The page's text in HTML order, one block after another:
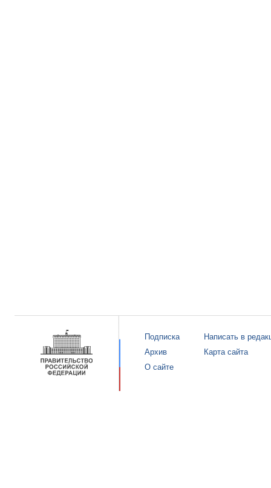
Подписка
Архив
О сайте
Написать в
Карта сайта